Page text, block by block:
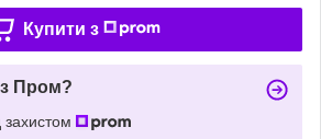
Купити з
Пром?